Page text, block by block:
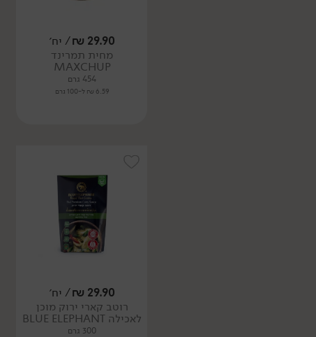
29.90
₪/ יח׳
מחית תמרינד
MAXCHUP
454 גרם
6.59 ₪ ל-100 גרם
29.90
₪/ יח׳
רוטב קארי ירוק מוכן
לאכילה BLUE ELEPHANT
300 גרם